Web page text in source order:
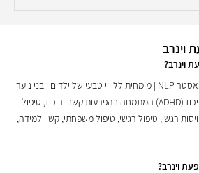
וינרב
וינרב?
יפעת וינרב היא נטורופתית ומאסטר NLP | מומחית לליווי טבעי של ילדים | בני נוער
ומבוגרים עם הפרעות קשב וריכוז (ADHD) המתמחה בהפרעות קשב וריכוז, טיפול
רגשי, טיפול רגשי, טיפול משפחתי, קשיי למידה,
וינרב?